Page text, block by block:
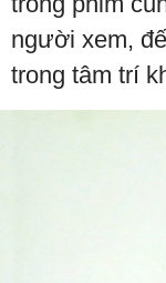
người xem,
trong tâm trí